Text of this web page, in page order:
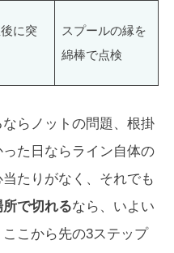
に突
スプールの縁を
綿棒で点検
らノットの問題、根掛
た日ならライン自体の
たりがなく、それでも
で切れるなら、いよい
こから先の3ステップ